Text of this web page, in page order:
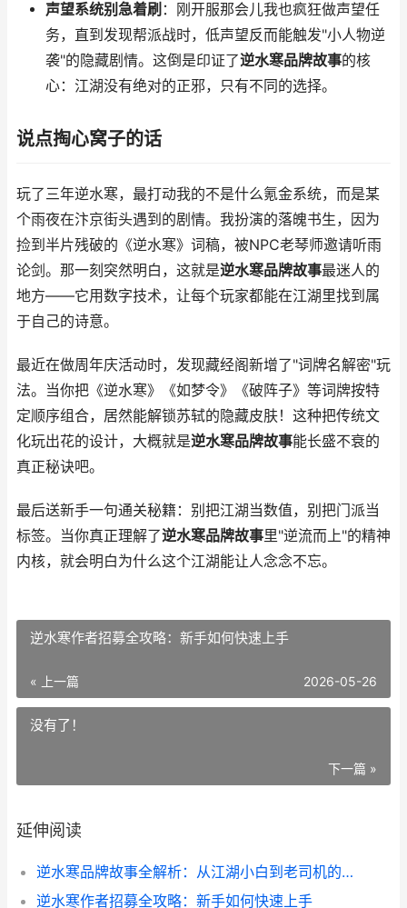
声望系统别急着刷 ：刚开服那会儿我也疯狂做声望任
务，直到发现帮派战时，低声望反而能触发"小人物逆
袭"的隐藏剧情。这倒是印证了逆水寒品牌故事的核
心：江湖没有绝对的正邪，只有不同的选择。
说点掏心窝子的话
玩了三年逆水寒，最打动我的不是什么氪金系统，而是某
个雨夜在汴京街头遇到的剧情。我扮演的落魄书生，因为
捡到半片残破的《逆水寒》词稿，被NPC老琴师邀请听雨
论剑。那一刻突然明白，这就是逆水寒品牌故事最迷人的
地方——它用数字技术，让每个玩家都能在江湖里找到属
于自己的诗意。
最近在做周年庆活动时，发现藏经阁新增了"词牌名解密"玩
法。当你把《逆水寒》《如梦令》《破阵子》等词牌按特
定顺序组合，居然能解锁苏轼的隐藏皮肤！这种把传统文
化玩出花的设计，大概就是逆水寒品牌故事能长盛不衰的
真正秘诀吧。
最后送新手一句通关秘籍：别把江湖当数值，别把门派当
标签。当你真正理解了逆水寒品牌故事里"逆流而上"的精神
内核，就会明白为什么这个江湖能让人念念不忘。
逆水寒作者招募全攻略：新手如何快速上手
« 上一篇 2026-05-26
没有了！
下一篇 »
延伸阅读
逆水寒品牌故事全解析：从江湖小白到老司机的速成指南
逆水寒作者招募全攻略：新手如何快速上手